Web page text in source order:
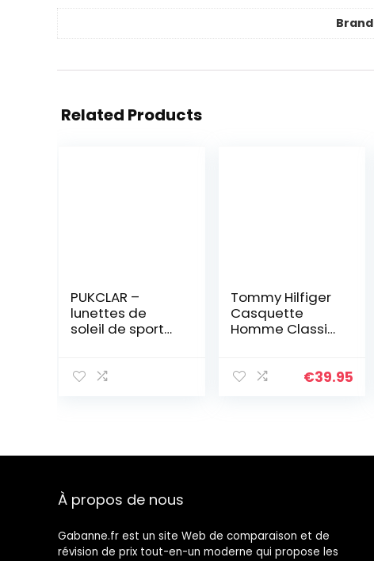
Brand
Related Products
PUKCLAR –
lunettes de
soleil de sport
femmes,
lunettes de
Tommy Hilfiger
Casquette
Homme Classic
Bleu (Midnight),
€39.95
À propos de nous
Gabanne.fr est un site Web de comparaison et de
révision de prix tout-en-un moderne qui propose les